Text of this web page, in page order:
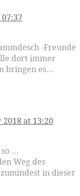
-Freunde
dort immer
bringen es…
2018 at 13:20
…
Weg des
in dieser